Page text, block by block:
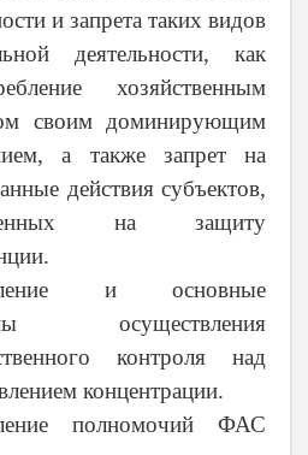
и запрета таких видов
деятельности, как
хозяйственным
своим доминирующим
а также запрет на
действия субъектов,
на защиту
и основные
осуществления
контроля над
концентрации.
полномочий ФАС